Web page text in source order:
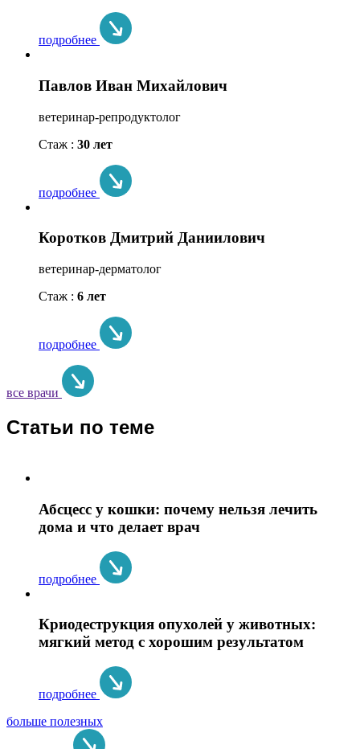
подробнее
Павлов Иван Михайлович
ветеринар-репродуктолог
Стаж : 30 лет
подробнее
Коротков Дмитрий Даниилович
ветеринар-дерматолог
Стаж : 6 лет
подробнее
все врачи
Статьи по теме
Абсцесс у кошки: почему нельзя лечить
дома и что делает врач
подробнее
Криодеструкция опухолей у животных:
мягкий метод с хорошим результатом
подробнее
больше полезных